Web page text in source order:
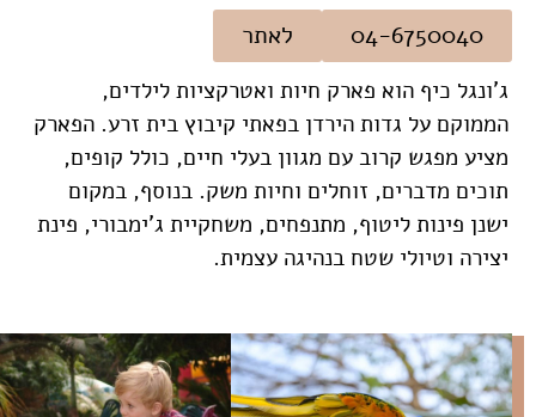
04-6750040 לאתר
ג'ונגל כיף הוא פארק חיות ואטרקציות לילדים,
הממוקם על גדות הירדן בפאתי קיבוץ בית זרע. הפארק
מציע מפגש קרוב עם מגוון בעלי חיים, כולל קופים,
תוכים מדברים, זוחלים וחיות משק. בנוסף, במקום
ישנן פינות ליטוף, מתנפחים, משחקיית ג'ימבורי, פינת
יצירה וטיולי שטח בנהיגה עצמית.